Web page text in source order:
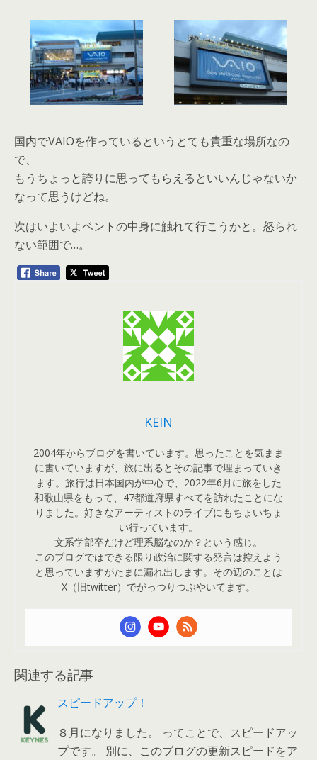
国内でVAIOを作っているというとても貴重な場所なの
で、
もうちょっと誇りに思ってもらえるといいんじゃないか
なって思うけどね。
次はいよいよベントの中身に触れて行こうかと。怒られ
ない範囲で…。
KEIN
2004年からブログを書いています。思ったことを気まま
に書いていますが、旅に出るとその記事で埋まっていき
ます。旅行は日本国内が中心で、2022年6月に旅をした
和歌山県をもって、47都道府県すべてを訪れたことにな
りました。好きなアーティストのライブにもちょいちょ
い行っています。
文系学部卒だけど理系脳なのか？という感じ。
このブログではできる限り政治に関する発言は控えよう
と思っていますがたまに漏れ出します。その辺のことは
X（旧twitter）でがっつりつぶやいてます。
関連する記事
スピードアップ！
８月になりました。 ってことで、スピードアッ
プです。 別に、このブログの更新スピードをア